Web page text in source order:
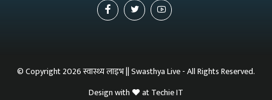
© Copyright 2026 स्वास्थ्य लाइभ || Swasthya Live - All Rights Reserved.
Design with
atTechie IT